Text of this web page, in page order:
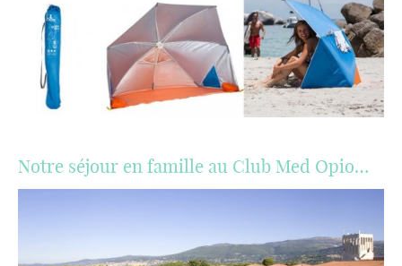
Notre séjour en famille au Club Med Opio…